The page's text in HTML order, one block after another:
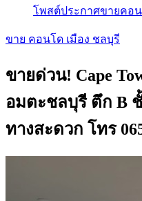
โพสต์ประกาศขายคอ
ขาย คอนโด เมือง ชลบุรี
ขายด่วน! Cape
อมตะชลบุรี ตึก B
ทางสะดวก โทร